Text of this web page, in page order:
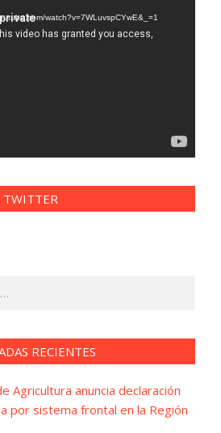
watch?v=7WLuvspCYwE&_=1
TWITTER
RECIENTES
Agricultura anuncia declaración
por sistema frontal en la Región